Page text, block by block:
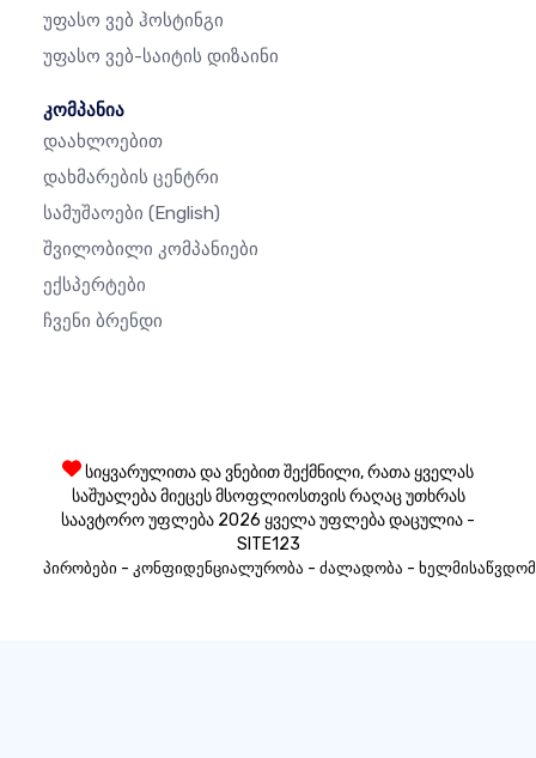
Უფასო Ვებ Ჰოსტინგი
Უფასო Ვებ-Საიტის Დიზაინი
კომპანია
Დაახლოებით
Დახმარების Ცენტრი
Სამუშაოები (English)
Შვილობილი Კომპანიები
Ექსპერტები
Ჩვენი Ბრენდი
სიყვარულითა და ვნებით შექმნილი, რათა ყველას
საშუალება მიეცეს მსოფლიოსთვის რაღაც უთხრას
საავტორო უფლება 2026 ყველა უფლება დაცულია -
SITE123
პირობები - კონფიდენციალურობა - ძალადობა -